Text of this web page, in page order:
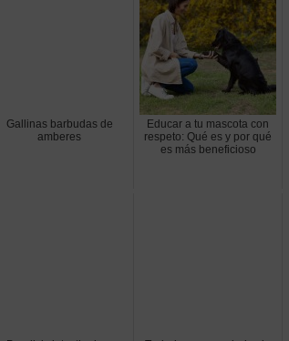
Gallinas barbudas de
amberes
Educar a tu mascota con
respeto: Qué es y por qué
es más beneficioso